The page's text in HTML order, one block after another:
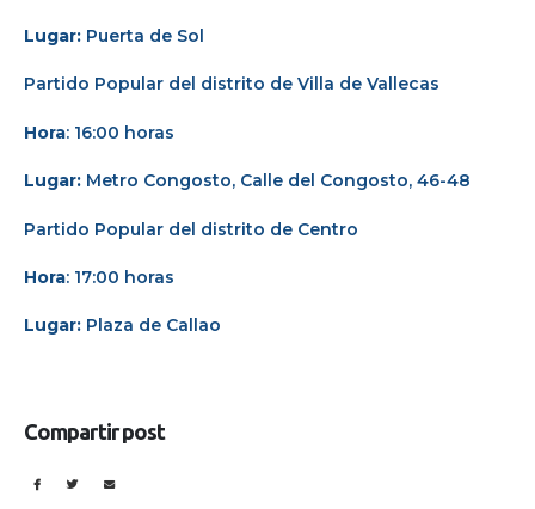
Lugar: Puerta de Sol
Partido Popular del distrito de Villa de Vallecas
Hora: 16:00 horas
Lugar: Metro Congosto, Calle del Congosto, 46-48
Partido Popular del distrito de Centro
Hora: 17:00 horas
Lugar: Plaza de Callao
Compartir post